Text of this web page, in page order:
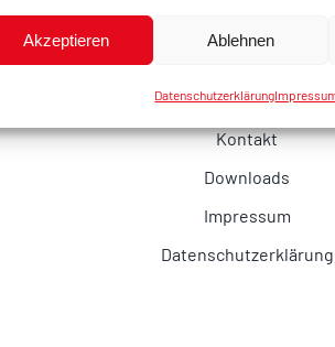
Akzeptieren Ablehnen
Datenschutzerklärung
Kontakt
Downloads
Impressum
Datenschutzerklärung